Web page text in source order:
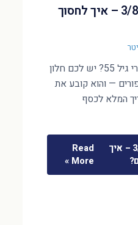
חזק בעו״ש 3/8/2026 – איך לחסוך
פוטרתם או פרשתם אחרי גיל 55? יש לכם חלון
— והוא קובע את
המלא לכסף
חזק בעו״ש 3/8/2026 – איך
Read
More »